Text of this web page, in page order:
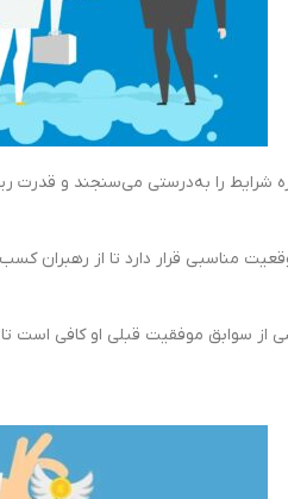
را به‌درستی می‌سنجند و قدرت
مناسبی قرار دارد تا از رهبران
از سوابق موفقیت قبلی او کافی